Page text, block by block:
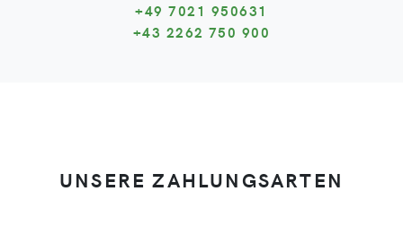
+49 7021 950631
+43 2262 750 900
UNSERE ZAHLUNGSARTEN